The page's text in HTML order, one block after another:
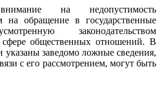
на недопустимость
на обращение в государственные
законодательством
сфере общественных отношений. В
указаны заведомо ложные сведения,
с его рассмотрением, могут быть